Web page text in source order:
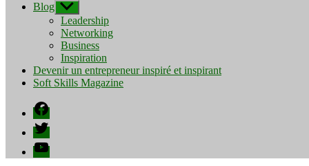
Blog Afficher
le
sous-
menu
Leadership
Networking
Business
Inspiration
Devenir un entrepreneur inspiré et inspirant
Soft Skills Magazine
Facebook
Twitter
YouTube